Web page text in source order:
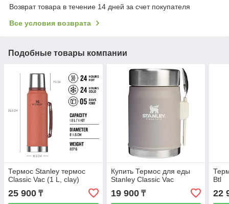
Возврат товара в течение 14 дней за счет покупателя
Все условия возврата
Подобные товары компании
Термос Stanley термос
Classic Vac (1 L, clay)
25 900 ₸
Купить Термос для еды
Stanley Classic Vac
19 900₸
Btl
22